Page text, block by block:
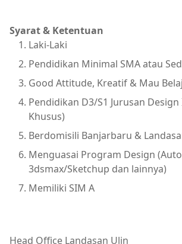
Syarat & Ketentuan
Laki-Laki
Pendidikan Minimal SMA atau
Good Attitude, Kreatif & Mau
Pendidikan D3/S1 Jurusan
Khusus)
Berdomisili Banjarbaru &
Menguasai Program Design
3dsmax/Sketchup dan lainnya)
Memiliki SIM A
Head Office Landasan Ulin